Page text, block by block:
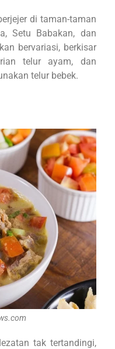
di taman-taman
Setu Babakan, dan
bervariasi, berkisar
telur ayam, dan
telur bebek.
tak tertandingi,